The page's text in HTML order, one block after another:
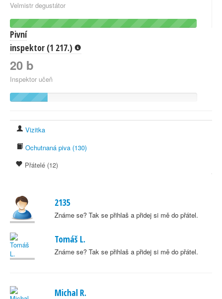
Velmistr degustátor
Pivní
inspektor (1 217.)
20 b
Inspektor učeň
Vizitka
Ochutnaná piva (130)
Přátelé (12)
2135
Známe se? Tak se přihlaš a přidej si mě do přátel.
Tomáš L.
Známe se? Tak se přihlaš a přidej si mě do přátel.
Michal R.